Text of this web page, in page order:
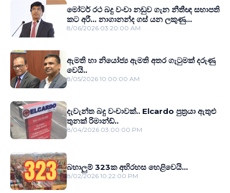
මෝටර් රථ බදු වංචා නඩුව ගැන නීතීඥ සභාපති
කට අරී... නාගානන්ද ගස් යන ලකුණු...
8/06/2026 03:20:00 AM
ඇමති හා නියෝජ්‍ය ඇමති අතර ගැටුමක් දරුණු
වෙයි..
8/05/2026 10:00:00 AM
දැවැන්ත බදු වංචාවක්.. Elcardo පුත‍්‍රයා ඇතුළු
තුනක් රිමාන්ඩ්..
8/04/2026 03:00:00 PM
බහාලුම් 323ක අභිරහස හෙළිවෙයි...
8/02/2026 10:22:00 PM